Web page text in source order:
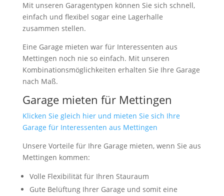
Mit unseren Garagentypen können Sie sich schnell,
einfach und flexibel sogar eine Lagerhalle
zusammen stellen.
Eine Garage mieten war für Interessenten aus
Mettingen noch nie so einfach. Mit unseren
Kombinationsmöglichkeiten erhalten Sie Ihre Garage
nach Maß.
Garage mieten für Mettingen
Klicken Sie gleich hier und mieten Sie sich Ihre
Garage für Interessenten aus Mettingen
Unsere Vorteile für Ihre Garage mieten, wenn Sie aus
Mettingen kommen:
Volle Flexibilität für Ihren Stauraum
Gute Belüftung Ihrer Garage und somit eine